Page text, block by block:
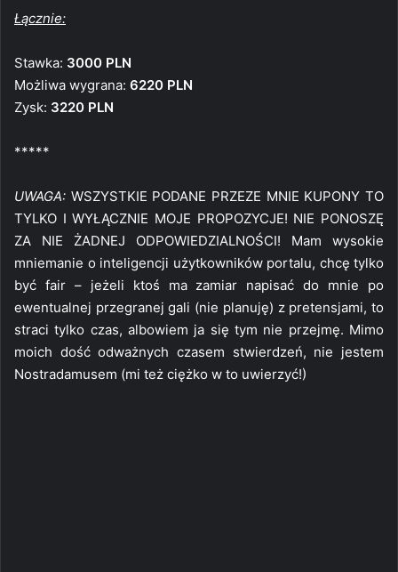
Łącznie:
Stawka: 3000 PLN
Możliwa wygrana: 6220 PLN
Zysk: 3220 PLN
*****
UWAGA: WSZYSTKIE PODANE PRZEZE MNIE KUPONY TO
TYLKO I WYŁĄCZNIE MOJE PROPOZYCJE! NIE PONOSZĘ
ZA NIE ŻADNEJ ODPOWIEDZIALNOŚCI! Mam wysokie
mniemanie o inteligencji użytkowników portalu, chcę tylko
być fair – jeżeli ktoś ma zamiar napisać do mnie po
ewentualnej przegranej gali (nie planuję) z pretensjami, to
straci tylko czas, albowiem ja się tym nie przejmę. Mimo
moich dość odważnych czasem stwierdzeń, nie jestem
Nostradamusem (mi też ciężko w to uwierzyć!)